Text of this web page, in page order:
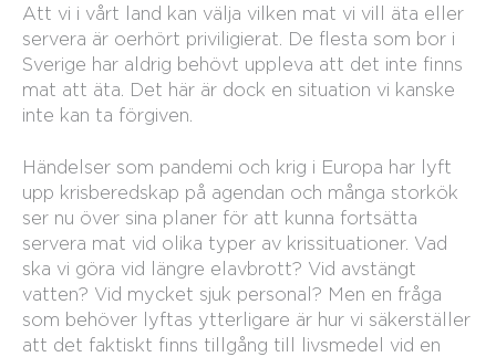
Att vi i vårt land kan välja vilken mat vi vill äta eller
servera är oerhört priviligierat. De flesta som bor i
Sverige har aldrig behövt uppleva att det inte finns
mat att äta. Det här är dock en situation vi kanske
inte kan ta förgiven.
Händelser som pandemi och krig i Europa har lyft
upp krisberedskap på agendan och många storkök
ser nu över sina planer för att kunna fortsätta
servera mat vid olika typer av krissituationer. Vad
ska vi göra vid längre elavbrott? Vid avstängt
vatten? Vid mycket sjuk personal? Men en fråga
som behöver lyftas ytterligare är hur vi säkerställer
att det faktiskt finns tillgång till livsmedel vid en